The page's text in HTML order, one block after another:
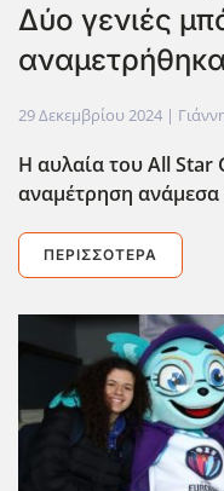
Δύο γενιές
29 Δεκεμβρίου 2024 |
Η αυλαία του AllStar
αναμέτρηση ανάμεσα
ΠΕΡΙΣΣΌΤΕΡΑ